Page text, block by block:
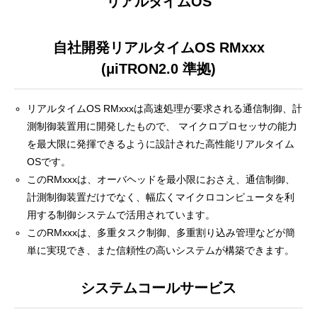
自社開発リアルタイムOS RMxxx
(μiTRON2.0 準拠)
リアルタイムOS RMxxxは高速処理が要求される通信制御、計
測制御装置用に開発したもので、 マイクロプロセッサの能力
を最大限に発揮できるように設計された高性能リアルタイム
OSです。
このRMxxxは、オーバヘッドを最小限におさえ、通信制御、
計測制御装置だけでなく、幅広くマイクロコンピュータを利
用する制御システムで活用されています。
このRMxxxは、多重タスク制御、多重割り込み管理などが簡
単に実現でき、また信頼性の高いシステムが構築できます。
システムコールサービス